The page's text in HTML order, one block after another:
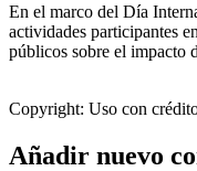
En el marco del Día
actividades participantes
públicos sobre el impacto
Copyright: Uso con
Añadir nuevo